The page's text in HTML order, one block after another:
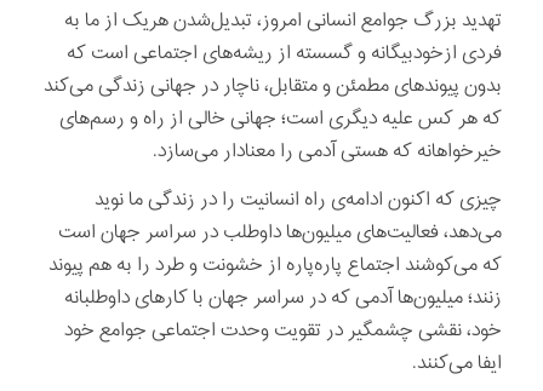
تهدید بزرگ جوامع انسانی امروز، تبدیل‌شدن هریک از ما به
فردی ازخودبیگانه و گسسته از ریشه‌های اجتماعی است که
بدون پیوند‌های مطمئن و متقابل، ناچار در جهانی زندگی می‌کند
که هر کس علیه دیگری است؛ جهانی خالی از راه و رسم‌های
خیرخواهانه‌ که هستی آدمی را معنادار می‌سازد.
چیزی که اکنون ادامه‌ی راه انسانیت را در زندگی ما نوید
می‌دهد، فعالیت‌های میلیون‌ها داوطلب در سراسر جهان است
که می‌کوشند اجتماع پاره‌پاره از خشونت و طرد را به هم پیوند
زنند؛ میلیون‌ها آدمی که در سراسر جهان با کارهای داوطلبانه‌
خود، نقشی چشمگیر در تقویت وحدت اجتماعی جوامع خود
ایفا می‌کنند.